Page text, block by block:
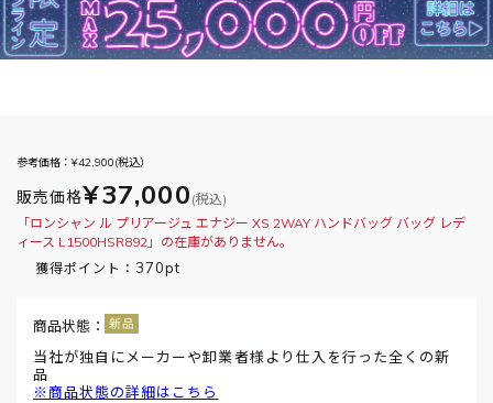
参考価格：¥42,900(税込）
販売価格¥37,000 (税込)
「ロンシャン ル プリアージュ エナジー XS 2WAY ハンドバッグ バッグ レデ
ィース L1500HSR892」の在庫がありません。
獲得ポイント： 370pt
商品状態：
当社が独自にメーカーや卸業者様より仕入を行った全くの新
品
※商品状態の詳細はこちら